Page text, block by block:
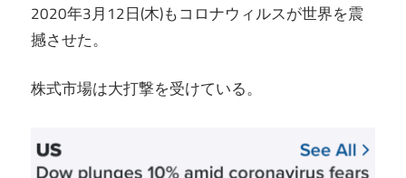
2020年3月12日(木)もコロナウィルスが世界を震
撼させた。
株式市場は大打撃を受けている。